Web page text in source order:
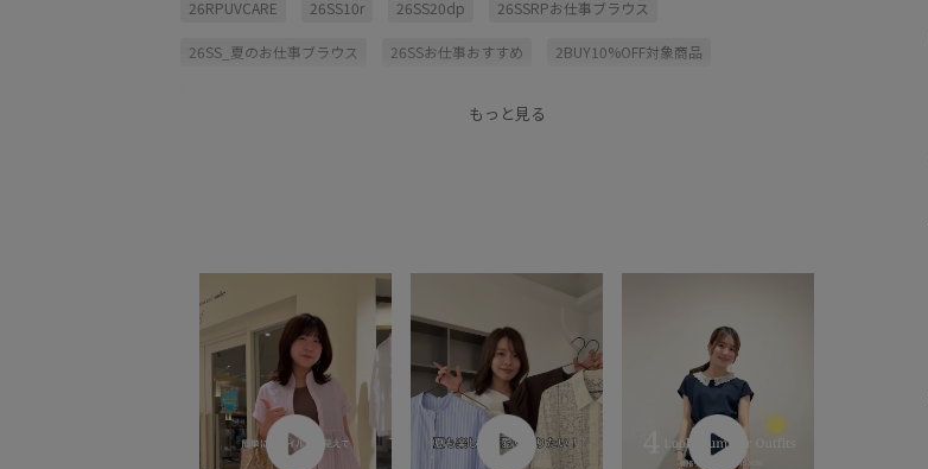
26RPUVCARE 26SS10r 26SS20dp 26SSRPお仕事ブラウス
26SS_夏のお仕事ブラウス 26SSお仕事おすすめ 2BUY10%OFF対象商品
スッキリ スラックス タンクトップ テーパードパンツ デニム合わせ
フリーサイズ フレンチスリーブ
マルチストライプ 夏の機能素材アイテム 大人カジュアル 定番色
抜け感 着回しやすい 肌離れが良い 華やか 軽い着心地
限定カラー
もっと見る